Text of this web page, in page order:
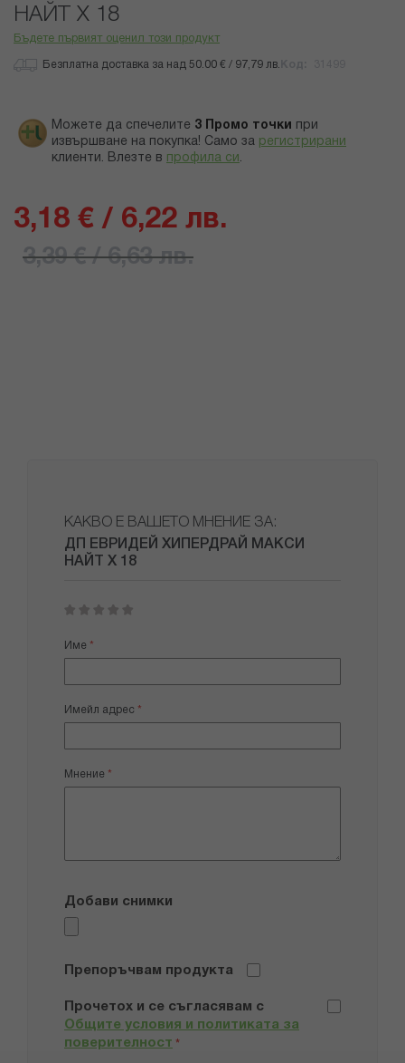
галерия
със
НАЙТ Х 18
Бъдете първият оценил този продукт
Безплатна доставка за над 50.00 € / 97,79 лв.
Можете да спечелите 3 Промо точки
при
извършване на покупка! Само за регистрирани
клиенти. Влезте в профила си .
3,18 € / 6,22 лв.
3,39 € / 6,63 лв.
КАКВО Е ВАШЕТО МНЕНИЕ ЗА:
ДП ЕВРИДЕЙ ХИПЕРДРАЙ МАКСИ
НАЙТ Х 18
star
stars
stars
stars
stars
Име
Имейл адрес
Мнение
Добави снимки
Препоръчвам продукта
Прочетох и се съгласявам с
Общите условия и политиката за
поверителност *